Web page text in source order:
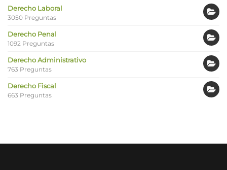
Derecho Laboral
3050 Preguntas
Derecho Penal
1092 Preguntas
Derecho Administrativo
763 Preguntas
Derecho Fiscal
663 Preguntas